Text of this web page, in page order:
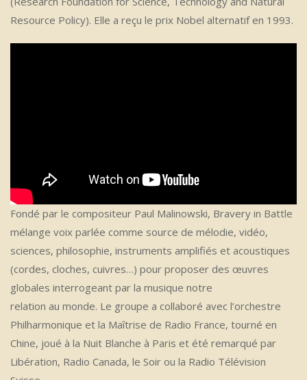
Resource Policy). Elle a reçu le prix Nobel alternatif en 1993.
Fondé par le compositeur Paul Malinowski, Bravery in Battle
mélange voix parlée comme source de mélodie, vidéo,
sciences, philosophie, instruments amplifiés et acoustiques
(cordes, cloches, cuivres…) pour proposer des œuvres
globales interrogeant par la musique notre
relation au monde. Le groupe a collaboré avec l’orchestre
Philharmonique et la Maîtrise de Radio France, tourné en
Chine, joué à la Nuit Blanche à Paris et été remarqué par
Libération, Radio Canada, le Soir ou la Radio Télévision